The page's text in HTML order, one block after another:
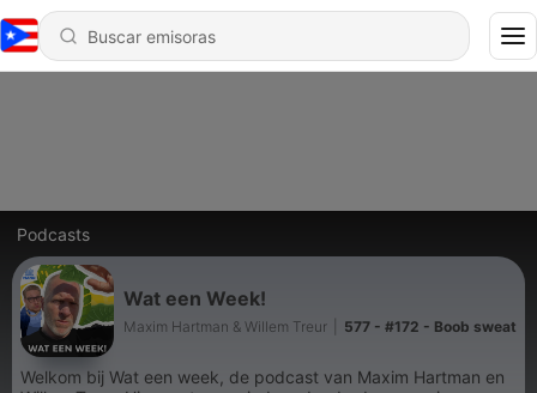
Podcasts
Wat een Week!
Maxim Hartman & Willem Treur 577 - #172 - Boob sweat
Welkom bij Wat een week, de podcast van Maxim Hartman en